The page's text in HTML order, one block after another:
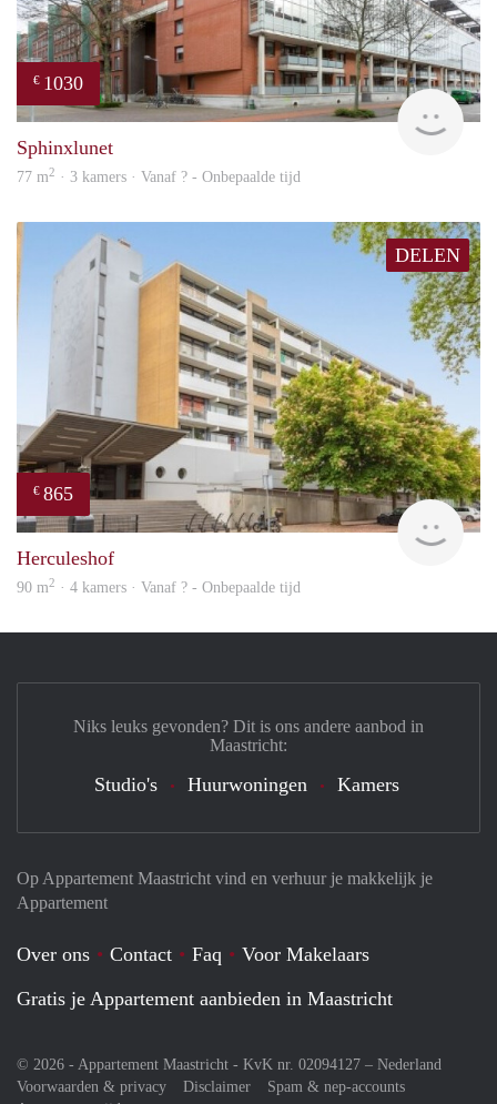
€ 1030
Sphinxlunet
77 m2 · 3 kamers · Vanaf ? - Onbepaalde tijd
DELEN
€ 865
Herculeshof
90 m2 · 4 kamers · Vanaf ? - Onbepaalde tijd
Op Appartement Maastricht vind en verhuur je makkelijk je
Appartement
Over ons Contact Faq
Voor Makelaars
Gratis je Appartement aanbieden in Maastricht
© 2026 - Appartement Maastricht - KvK nr. 02094127 – Nederland
Voorwaarden & privacy
Disclaimer
Spam & nep-accounts
Niks leuks gevonden? Dit is ons andere aanbod in
Maastricht:
Studio's Huurwoningen Kamers